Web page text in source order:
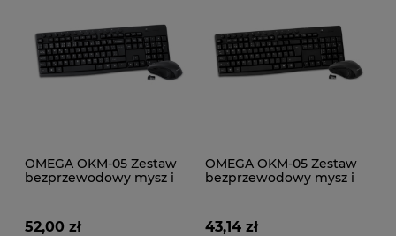
OMEGA OKM-05 Zestaw
bezprzewodowy mysz i
52,00 zł
OMEGA OKM-05 Zestaw
bezprzewodowy mysz i
43,14 zł